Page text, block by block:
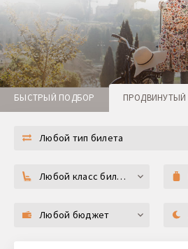
БЫСТРЫЙ ПОДБОР ПРОДВИНУТЫЙ
Любой тип билета
Любой класс билета
Любой бюджет